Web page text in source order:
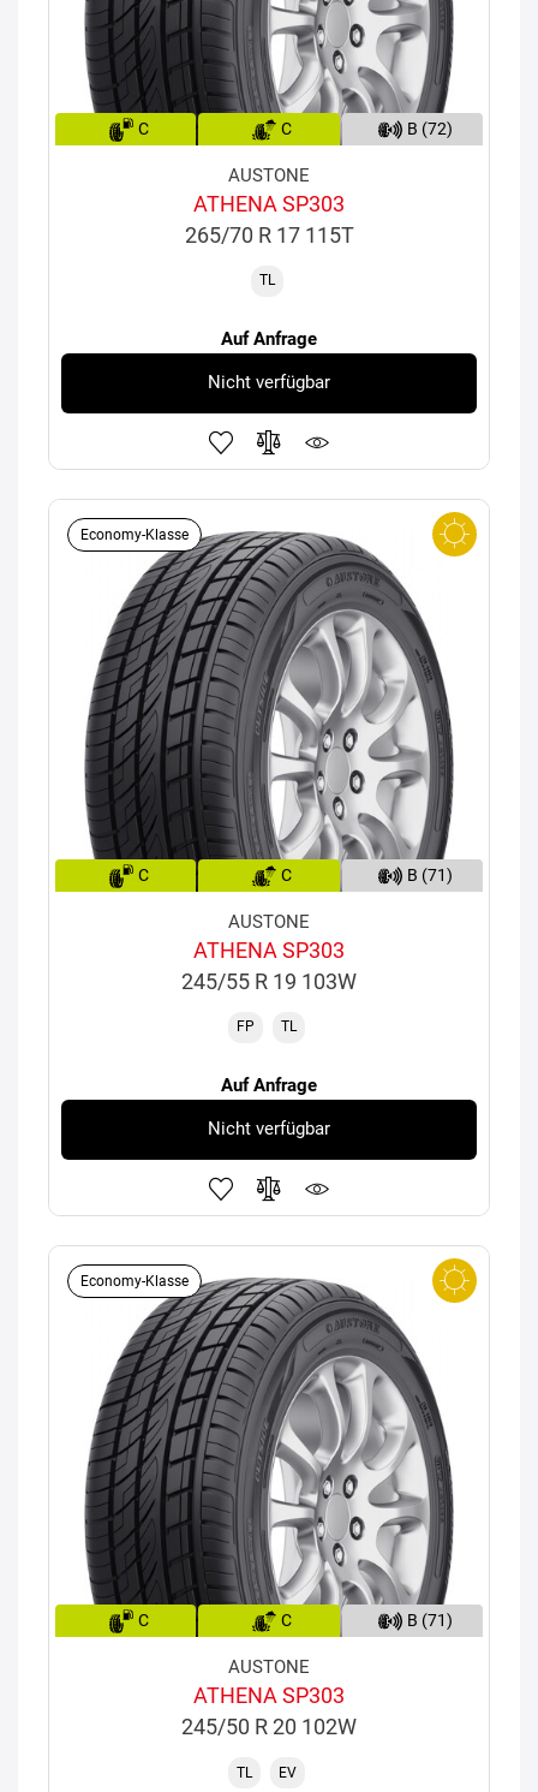
C C B (72)
AUSTONE
ATHENA SP303
265/70 R 17 115T
TL
Auf Anfrage
Nicht verfügbar
Economy-Klasse
C C B (71)
AUSTONE
ATHENA SP303
245/55 R 19 103W
FP TL
Auf Anfrage
Nicht verfügbar
Economy-Klasse
C C B (71)
AUSTONE
ATHENA SP303
245/50 R 20 102W
TL EV